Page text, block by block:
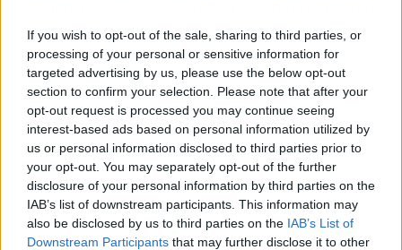
If you wish to opt-out of the sale, sharing to third parties, or
processing of your personal or sensitive information for
targeted advertising by us, please use the below opt-out
section to confirm your selection. Please note that after your
opt-out request is processed you may continue seeing
interest-based ads based on personal information utilized by
us or personal information disclosed to third parties prior to
your opt-out. You may separately opt-out of the further
disclosure of your personal information by third parties on the
IAB’s list of downstream participants. This information may
also be disclosed by us to third parties on the IAB’s List of
Downstream Participants that may further disclose it to other
buenas, es muy rápido, técnicamente es bueno
y tiene golpeo con las dos piernas. Le falta esa
pequeña adaptación que vendrá enseguida".
Artículo anterior
Pedrerol tritura a
Simeone en su editorial
de Jugones
Artículo siguiente
Javier Tebas, sobre
fraude audiovisual:
"Google está ganando
dinero con un delito"